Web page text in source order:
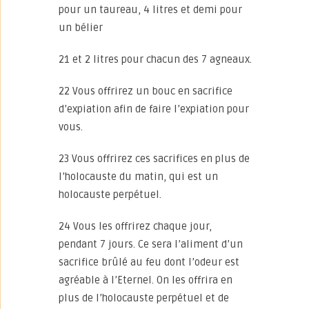
pour un taureau, 4 litres et demi pour
un bélier
21 et 2 litres pour chacun des 7 agneaux.
22 Vous offrirez un bouc en sacrifice
d’expiation afin de faire l’expiation pour
vous.
23 Vous offrirez ces sacrifices en plus de
l’holocauste du matin, qui est un
holocauste perpétuel.
24 Vous les offrirez chaque jour,
pendant 7 jours. Ce sera l’aliment d’un
sacrifice brûlé au feu dont l’odeur est
agréable à l’Eternel. On les offrira en
plus de l’holocauste perpétuel et de